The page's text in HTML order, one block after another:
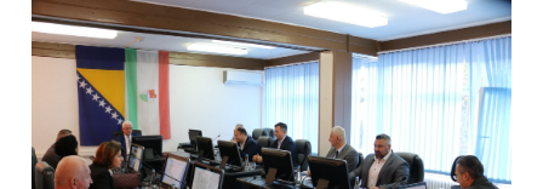
Politika
Zanimljivosti